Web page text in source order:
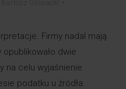
Firmy nadal mają
dwie
na celu wyjaśnienie
podatku u źródła.